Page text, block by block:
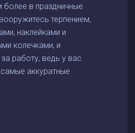
более в праздничные
терпением,
наклейками и
колечками, и
работу, ведь у вас
аккуратные